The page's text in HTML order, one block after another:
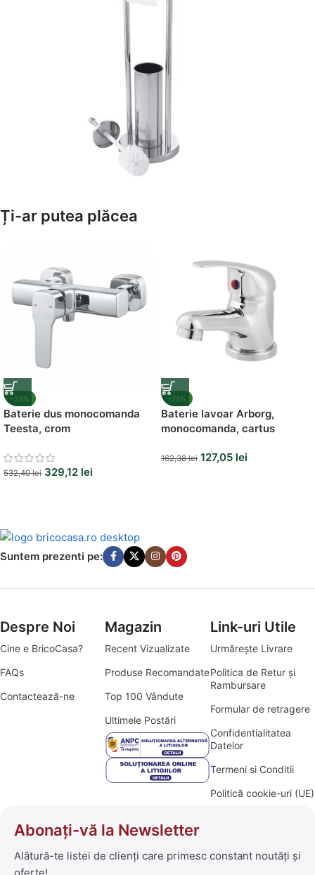
Suporți Hârtie Igenică
Ți-ar putea plăcea
-38%
Baterie dus monocomanda
Teesta, crom
532,40lei 329,12 lei
-22%
Baterie lavoar Arborg,
monocomanda, cartus
162,38lei 127,05 lei
Suntem prezenti pe:
Despre Noi
Cine e BricoCasa?
FAQs
Contactează-ne
Magazin
Recent Vizualizate
Produse Recomandate
Top 100 Vândute
Ultimele Postări
Link-uri Utile
Urmărește Livrare
Politica de Retur și
Rambursare
Formular de retragere
Confidentialitatea
Datelor
Termeni si Conditii
Politică cookie-uri (UE)
Abonați-vă la Newsletter
Alătură-te listei de clienți care primesc constant noutăți și
oferte!